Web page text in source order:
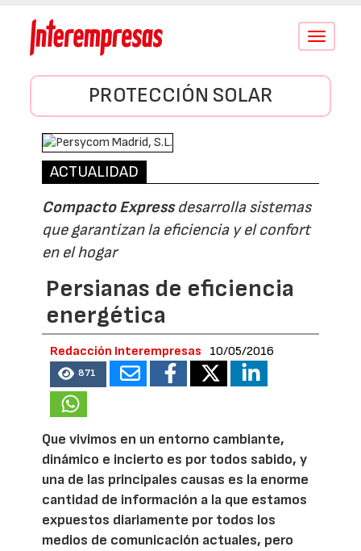
Conmutar
PROTECCIÓN SOLAR
ACTUALIDAD
Compacto Expressdesarrolla sistemas
que garantizan la eficiencia y el confort
en el hogar
Persianas de eficiencia
energética
Redacción Interempresas 10/05/2016
871
Que vivimos en un entorno cambiante,
dinámico e incierto es por todos sabido, y
una de las principales causas es la enorme
cantidad de información a la que estamos
expuestos diariamente por todos los
medios de comunicación actuales, pero